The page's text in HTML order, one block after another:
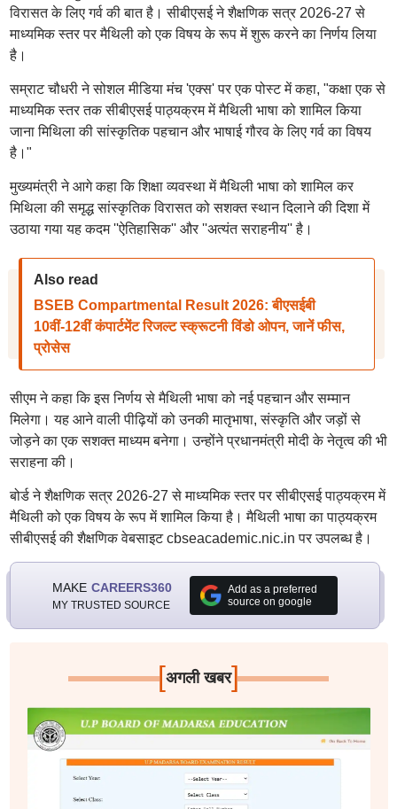
विरासत के लिए गर्व की बात है। सीबीएसई ने शैक्षणिक सत्र 2026-27 से
माध्यमिक स्तर पर मैथिली को एक विषय के रूप में शुरू करने का निर्णय लिया
है।
सम्राट चौधरी ने सोशल मीडिया मंच 'एक्स' पर एक पोस्ट में कहा, "कक्षा एक से
माध्यमिक स्तर तक सीबीएसई पाठ्यक्रम में मैथिली भाषा को शामिल किया
जाना मिथिला की सांस्कृतिक पहचान और भाषाई गौरव के लिए गर्व का विषय
है।"
मुख्यमंत्री ने आगे कहा कि शिक्षा व्यवस्था में मैथिली भाषा को शामिल कर
मिथिला की समृद्ध सांस्कृतिक विरासत को सशक्त स्थान दिलाने की दिशा में
उठाया गया यह कदम ''ऐतिहासिक'' और ''अत्यंत सराहनीय'' है।
Also read
BSEB Compartmental Result 2026: बीएसईबी
10वीं-12वीं कंपार्टमेंट रिजल्ट स्क्रूटनी विंडो ओपन, जानें फीस,
प्रोसेस
सीएम ने कहा कि इस निर्णय से मैथिली भाषा को नई पहचान और सम्मान
मिलेगा। यह आने वाली पीढ़ियों को उनकी मातृभाषा, संस्कृति और जड़ों से
जोड़ने का एक सशक्त माध्यम बनेगा। उन्होंने प्रधानमंत्री मोदी के नेतृत्व की भी
सराहना की।
बोर्ड ने शैक्षणिक सत्र 2026-27 से माध्यमिक स्तर पर सीबीएसई पाठ्यक्रम में
मैथिली को एक विषय के रूप में शामिल किया है। मैथिली भाषा का पाठ्यक्रम
सीबीएसई की शैक्षणिक वेबसाइट cbseacademic.nic.in पर उपलब्ध है।
MAKE CAREERS360
MY TRUSTED SOURCE
Add as a preferred
source on google
[अगली खबर]